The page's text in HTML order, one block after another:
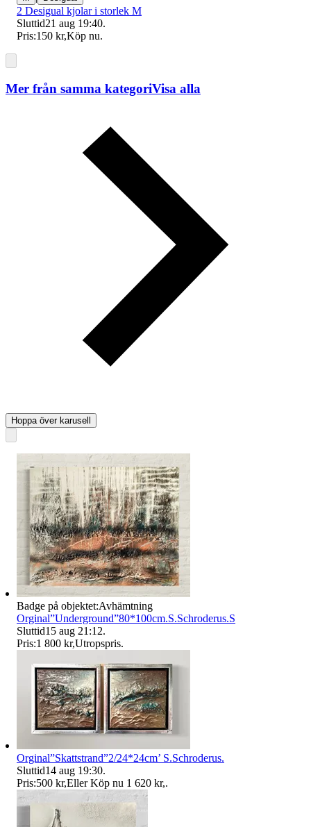
2 Desigual kjolar i storlek M
Sluttid21 aug 19:40.
Pris:150 kr,Köp nu.
Mer från samma kategoriVisa alla
Hoppa över karusell
Badge på objektet:Avhämtning
Orginal”Underground”80*100cm.S.Schroderus.S
Sluttid15 aug 21:12.
Pris:1 800 kr,Utropspris.
Orginal”Skattstrand”2/24*24cm’ S.Schroderus.
Sluttid14 aug 19:30.
Pris:500 kr,Eller Köp nu 1 620 kr,.